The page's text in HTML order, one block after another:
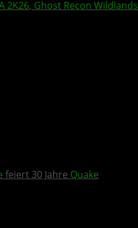
2K26, Ghost Recon Wildlands
feiert 30 Jahre Quake